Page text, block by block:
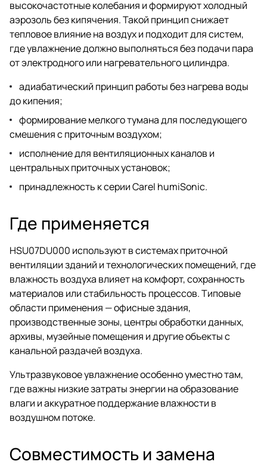
высокочастотные колебания и формируют холодный
аэрозоль без кипячения. Такой принцип снижает
тепловое влияние на воздух и подходит для систем,
где увлажнение должно выполняться без подачи пара
от электродного или нагревательного цилиндра.
адиабатический принцип работы без нагрева воды
до кипения;
формирование мелкого тумана для последующего
смешения с приточным воздухом;
исполнение для вентиляционных каналов и
центральных приточных установок;
принадлежность к серии Carel humiSonic.
Где применяется
HSU07DU000 используют в системах приточной
вентиляции зданий и технологических помещений, где
влажность воздуха влияет на комфорт, сохранность
материалов или стабильность процессов. Типовые
области применения — офисные здания,
производственные зоны, центры обработки данных,
архивы, музейные помещения и другие объекты с
канальной раздачей воздуха.
Ультразвуковое увлажнение особенно уместно там,
где важны низкие затраты энергии на образование
влаги и аккуратное поддержание влажности в
воздушном потоке.
Совместимость и замена